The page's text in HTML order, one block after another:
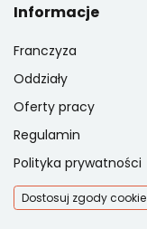
Informacje
Franczyza
Oddziały
Oferty pracy
Regulamin
Polityka prywatności
Dostosuj zgody cookie